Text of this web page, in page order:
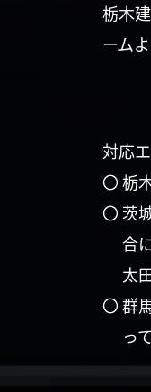
栃木
ーム
対応
〇 栃
〇 茨
合
太
〇 群
っ